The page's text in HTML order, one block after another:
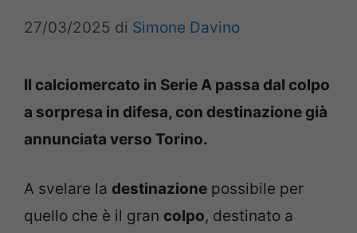
27/03/2025 di Simone Davino
Il calciomercato in Serie A passa dal colpo
a sorpresa in difesa, con destinazione già
annunciata verso Torino.
A svelare la destinazione possibile per
quello che è il gran colpo, destinato a